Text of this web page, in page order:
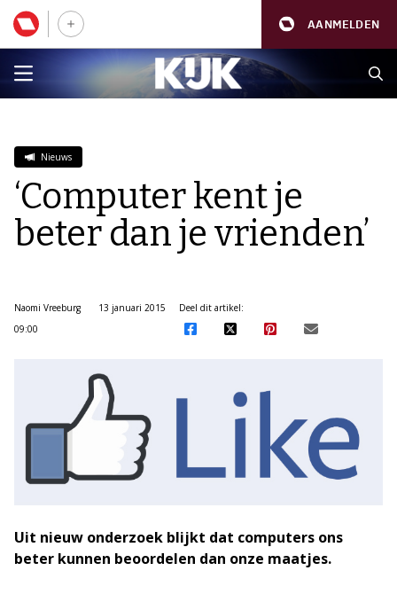
AANMELDEN
Nieuws
‘Computer kent je
beter dan je vrienden’
Naomi Vreeburg
13 januari 2015
09:00
Deel dit artikel:
Uit nieuw onderzoek blijkt dat computers ons
beter kunnen beoordelen dan onze maatjes.